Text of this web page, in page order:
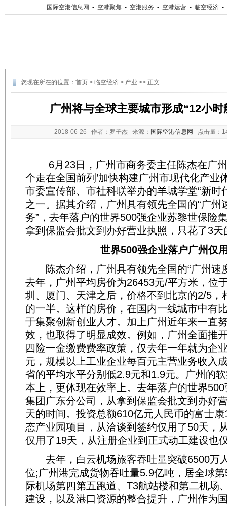
国际空港信息网 - 空港聚焦 - 空港服务 - 空港运营 - 临空经济 -
您现在所在的位置： 首页 > 临空经济 > 产业 >> 正文
广州将与全球主要城市形成“12小时
2018-06-26 作者：罗子杰 来源： 国际空港信息网 点击量：
6月23日，广州市商务委主任陈杰在广州
个走在全国前列’加快构建广州市现代化产业
市委宣传部、市社科联举办的羊城学堂“新时
之一。据其介绍，广州具有领先全国的“广州
务”，去年落户的世界500强企业苏黎世保险
拿到保监会批文到办好营业执照，只花了3天
世界500强企业落户广州仅
陈杰介绍，广州具有领先全国的“广州速
去年，广州平均房价为26453元/平方米，位
圳、厦门、天津之后，价格不到北京的2/5，
的一半。这样的房价，在国内一线城市中有
于集聚创新创业人才。加上广州近年来一直
效，也取得了明显成效。例如，广州全面推
四险一金缴费费率政策，仅去年一年就为企
元，规模以上工业企业每百元主营业务收入
省的平均水平分别低2.9元和1.9元。广州的
本上，更体现在效率上。去年落户的世界
集团广东分公司，从拿到保监会批文到办好
天的时间。投资总额610亿元人民币的富士
态产业园项目，从洽谈到签约仅用了50天，
仅用了19天，从注册企业到正式动工建设也
去年，白云机场旅客吞吐量突破6500万
位;广州港完成货物吞吐量5.9亿吨，居全球
际机场第四第五跑道、T3航站楼和第二机场
建设，以及港口资源的整合提升，广州作为